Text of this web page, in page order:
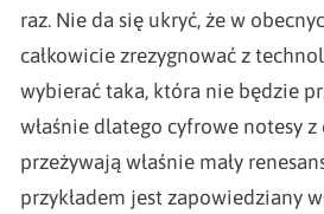
raz. Nie da się ukryć, że w
całkowicie zrezygnować z
wybierać taka, która nie będzie
właśnie dlatego cyfrowe notesy
przeżywają właśnie mały
przykładem jestzapowiedziany